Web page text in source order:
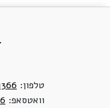
טלפון:
וואטסאפ: